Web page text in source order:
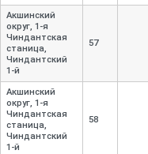
Акшинский
округ, 1-я
Чиндантская
станица,
Чиндантский
1-й
57
Акшинский
округ, 1-я
Чиндантская
станица,
Чиндантский
1-й
58